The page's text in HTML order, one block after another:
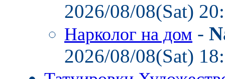
2026/08/08(Sat)
Нарколог на дом -
2026/08/08(Sat)